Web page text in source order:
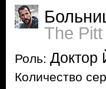
The Pitt
Роль: Доктор
Количество